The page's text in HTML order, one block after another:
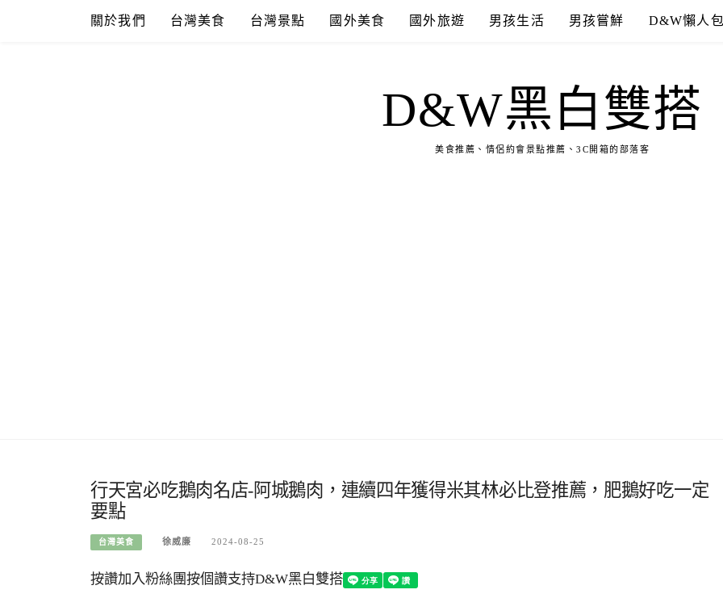
關於我們 台灣美食 台灣景點 國外美食 國外旅遊 男孩生活 男孩嘗鮮 D&W懶人
D&W黑白雙搭
美食推薦、情侶約會景點推薦、3C開箱的部落客
行天宮必吃鵝肉名店-阿城鵝肉，連續四年獲得米其林必比登推薦，肥鵝好吃一定
要點
台灣美食 徐威廉 2024-08-25
按讚加入粉絲團按個讚支持D&W黑白雙搭